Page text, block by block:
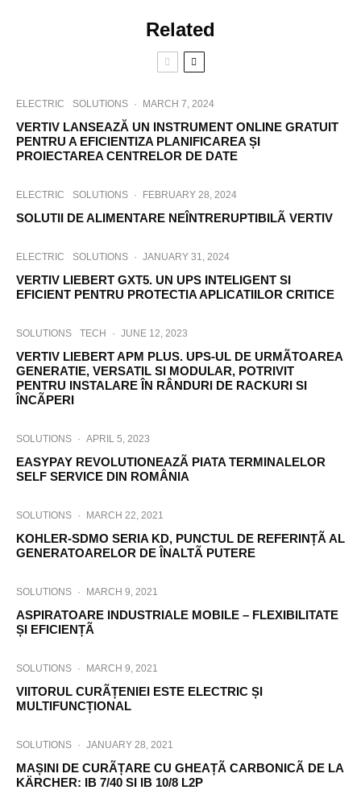
Related
ELECTRIC SOLUTIONS · MARCH 7, 2024
VERTIV LANSEAZĂ UN INSTRUMENT ONLINE GRATUIT
PENTRU A EFICIENTIZA PLANIFICAREA ȘI
PROIECTAREA CENTRELOR DE DATE
ELECTRIC SOLUTIONS · FEBRUARY 28, 2024
SOLUTII DE ALIMENTARE NEÎNTRERUPTIBILÃ VERTIV
ELECTRIC SOLUTIONS · JANUARY 31, 2024
VERTIV LIEBERT GXT5. UN UPS INTELIGENT SI
EFICIENT PENTRU PROTECTIA APLICATIILOR CRITICE
SOLUTIONS TECH · JUNE 12, 2023
VERTIV LIEBERT APM PLUS. UPS-UL DE URMÃTOAREA
GENERATIE, VERSATIL SI MODULAR, POTRIVIT
PENTRU INSTALARE ÎN RÂNDURI DE RACKURI SI
ÎNCÃPERI
SOLUTIONS · APRIL 5, 2023
EASYPAY REVOLUTIONEAZÃ PIATA TERMINALELOR
SELF SERVICE DIN ROMÂNIA
SOLUTIONS · MARCH 22, 2021
KOHLER-SDMO SERIA KD, PUNCTUL DE REFERINȚÃ AL
GENERATOARELOR DE ÎNALTÃ PUTERE
SOLUTIONS · MARCH 9, 2021
ASPIRATOARE INDUSTRIALE MOBILE – FLEXIBILITATE
ȘI EFICIENȚÃ
SOLUTIONS · MARCH 9, 2021
VIITORUL CURÃȚENIEI ESTE ELECTRIC ȘI
MULTIFUNCȚIONAL
SOLUTIONS · JANUARY 28, 2021
MAȘINI DE CURÃȚARE CU GHEAȚÃ CARBONICÃ DE LA
KÄRCHER: IB 7/40 SI IB 10/8 L2P